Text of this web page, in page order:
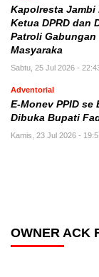
Kapolresta Jambi
Ketua DPRD dan
Patroli Gabungan
Masyaraka
Sabtu, 25 Jul 2026 -
Adventorial
E-Monev PPID se
Dibuka Bupati
Kamis, 23 Jul 2026 -
OWNER ACK